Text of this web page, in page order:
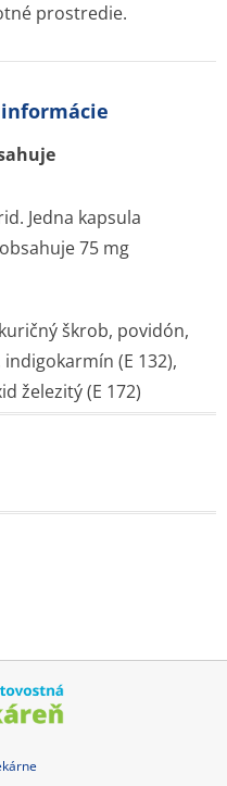
prostredie.
Jedna kapsula
75 mg
škrob, povidón,
(E 132),
železitý (E 172)